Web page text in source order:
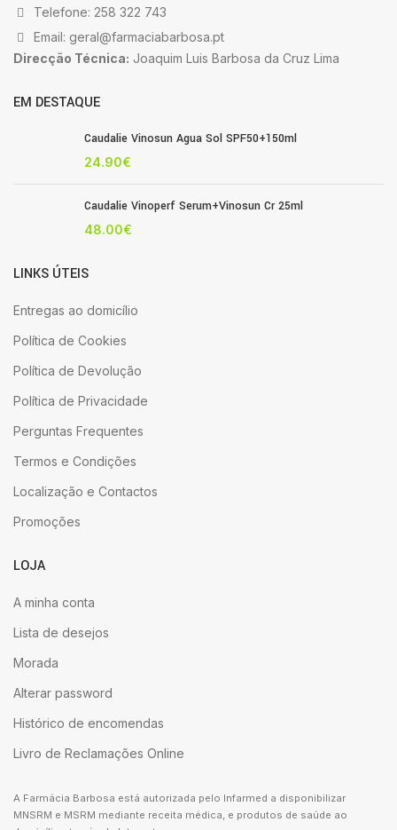
Telefone: 258 322 743
Email: geral@farmaciabarbosa.pt
Direcção Técnica: Joaquim Luis Barbosa da Cruz Lima
EM DESTAQUE
Caudalie Vinosun Agua Sol SPF50+150ml
24.90€
Caudalie Vinoperf Serum+Vinosun Cr 25ml
48.00€
LINKS ÚTEIS
Entregas ao domicílio
Política de Cookies
Política de Devolução
Política de Privacidade
Perguntas Frequentes
Termos e Condições
Localização e Contactos
Promoções
LOJA
A minha conta
Lista de desejos
Morada
Alterar password
Histórico de encomendas
Livro de Reclamações Online
A Farmácia Barbosa está autorizada pelo Infarmed a disponibilizar
MNSRM e MSRM mediante receita médica, e produtos de saúde ao